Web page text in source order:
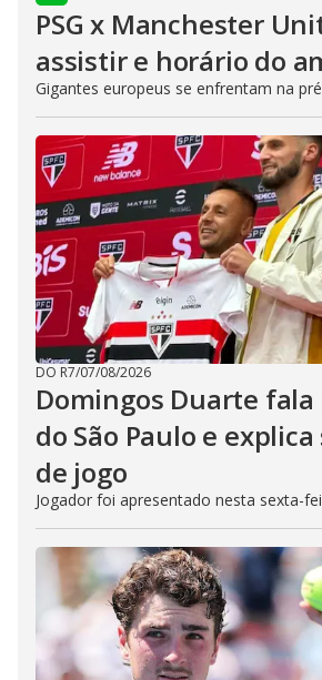
PSG x Manchester
assistir e horário do
Gigantes europeus se enfrentam na
DO R7/07/08/2026
Domingos Duarte fala
do São Paulo e
de jogo
Jogador foi apresentado nesta sexta-